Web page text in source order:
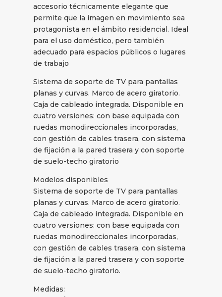
accesorio técnicamente elegante que
permite que la imagen en movimiento sea
protagonista en el ámbito residencial. Ideal
para el uso doméstico, pero también
adecuado para espacios públicos o lugares
de trabajo
Sistema de soporte de TV para pantallas
planas y curvas. Marco de acero giratorio.
Caja de cableado integrada. Disponible en
cuatro versiones: con base equipada con
ruedas monodireccionales incorporadas,
con gestión de cables trasera, con sistema
de fijación a la pared trasera y con soporte
de suelo-techo giratorio
Modelos disponibles
Sistema de soporte de TV para pantallas
planas y curvas. Marco de acero giratorio.
Caja de cableado integrada. Disponible en
cuatro versiones: con base equipada con
ruedas monodireccionales incorporadas,
con gestión de cables trasera, con sistema
de fijación a la pared trasera y con soporte
de suelo-techo giratorio.
Medidas: